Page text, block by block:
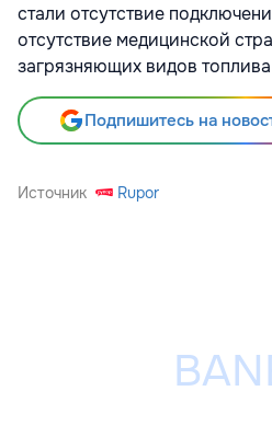
стали отсутствие
отсутствие медицинской
загрязняющих видов
Подпишитесь на
Источник Rupor